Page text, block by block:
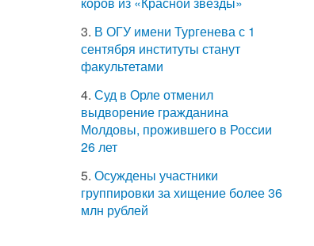
3. В ОГУ имени Тургенева с 1
сентября институты станут
факультетами
4. Суд в Орле отменил
выдворение гражданина
Молдовы, прожившего в России
26 лет
5. Осуждены участники
группировки за хищение более 36
млн рублей